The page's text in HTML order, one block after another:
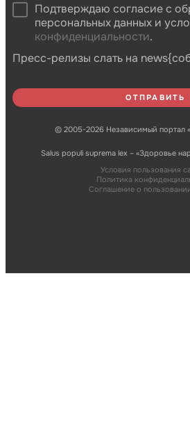
Подтверждаю согласие с
персональных данных и
конфиденциальности.
Пресс-релизы слать на
© 2005-2026 Независимый портал
Salus populi suprema lex – «Здоровье
Условия пользования
Политика
Соглашение о